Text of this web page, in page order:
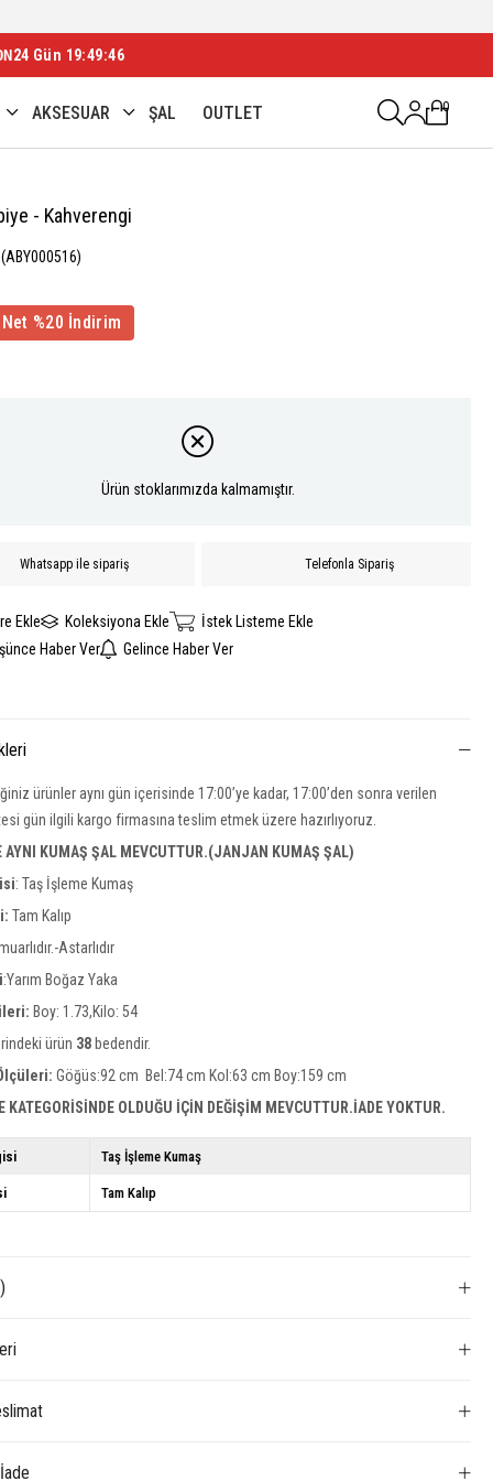
24 Gün 19:49:44
AKSESUAR ŞAL OUTLET 0
- Kahverengi
(ABY000516)
%20 İndirim
Ürün stoklarımızda kalmamıştır.
Whatsapp ile sipariş Telefonla Sipariş
Ekle Koleksiyona Ekle
İstek Listeme Ekle
Haber Ver
Gelince Haber Ver
ürünler aynı gün içerisinde 17:00’ye kadar, 17:00’den sonra verilen
gün ilgili kargo firmasına teslim etmek üzere hazırlıyoruz.
AYNI KUMAŞ ŞAL MEVCUTTUR.(JANJAN KUMAŞ ŞAL)
: Taş İşleme Kumaş
Tam Kalıp
Astarlıdır
:Yarım Boğaz Yaka
Boy: 1.73,Kilo: 54
ürün 38bedendir.
Göğüs:92 cm Bel:74 cm Kol:63 cm Boy:159 cm
KATEGORİSİNDE OLDUĞU İÇİN DEĞİŞİM MEVCUTTUR.İADE YOKTUR.
Taş İşleme Kumaş
Tam Kalıp